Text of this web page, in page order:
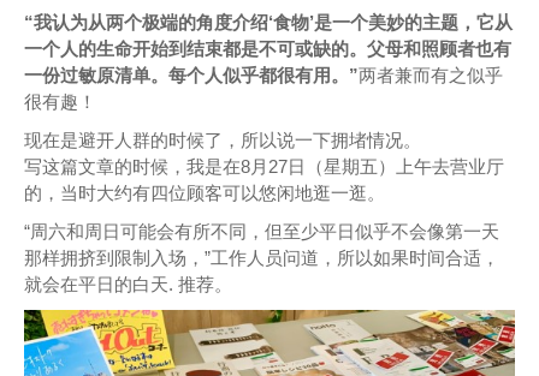
“我认为从两个极端的角度介绍‘食物’是一个美妙的主题，它从
一个人的生命开始到结束都是不可或缺的。父母和照顾者也有
一份过敏原清单。每个人似乎都很有用。”两者兼而有之似乎
很有趣！
现在是避开人群的时候了，所以说一下拥堵情况。
写这篇文章的时候，我是在8月27日（星期五）上午去营业厅
的，当时大约有四位顾客可以悠闲地逛一逛。
“周六和周日可能会有所不同，但至少平日似乎不会像第一天
那样拥挤到限制入场，”工作人员问道，所以如果时间合适，
就会在平日的白天. 推荐。